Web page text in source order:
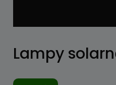
Lampy